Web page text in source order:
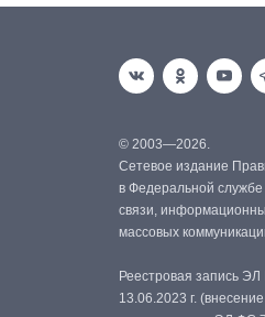
© 2003—2026.
Сетевое издание
в Федеральной
связи,
массовых
Реестровая запись
13.06.2023 г.